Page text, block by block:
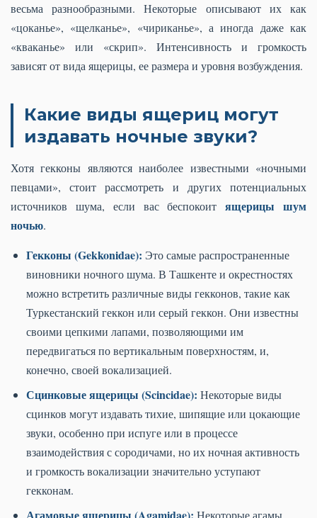
весьма разнообразными. Некоторые описывают их как
«цоканье», «щелканье», «чириканье», а иногда даже как
«кваканье» или «скрип». Интенсивность и громкость
зависят от вида ящерицы, ее размера и уровня возбуждения.
Какие виды ящериц могут
издавать ночные звуки?
Хотя гекконы являются наиболее известными «ночными
певцами», стоит рассмотреть и других потенциальных
источников шума, если вас беспокоитящерицы шум
ночью.
Гекконы (Gekkonidae): Это самые распространенные
виновники ночного шума. В Ташкенте и окрестностях
можно встретить различные виды гекконов, такие как
Туркестанский геккон или серый геккон. Они известны
своими цепкими лапами, позволяющими им
передвигаться по вертикальным поверхностям, и,
конечно, своей вокализацией.
Сцинковые ящерицы (Scincidae): Некоторые виды
сцинков могут издавать тихие, шипящие или цокающие
звуки, особенно при испуге или в процессе
взаимодействия с сородичами, но их ночная активность
и громкость вокализации значительно уступают
гекконам.
Некоторые агамы